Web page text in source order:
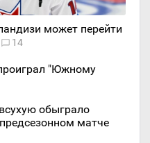
может перейти
14
"Южному
обыграло
матче